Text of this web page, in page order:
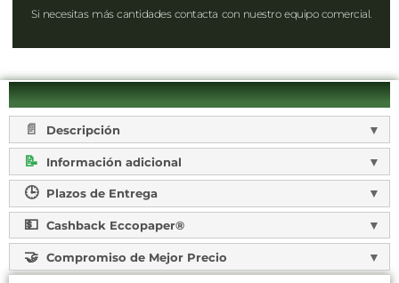
Si necesitas más cantidades contacta con nuestro equipo comercial.
Descripción
Información adicional
Plazos de Entrega
Cashback Eccopaper®
Compromiso de Mejor Precio